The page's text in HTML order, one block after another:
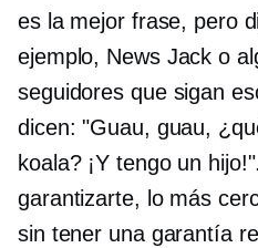
es la mejor frase, pero
ejemplo, News Jack o
seguidores que sigan
dicen: "Guau, guau,
koala? ¡Y tengo un
garantizarte, lo más
sin tener una garantía